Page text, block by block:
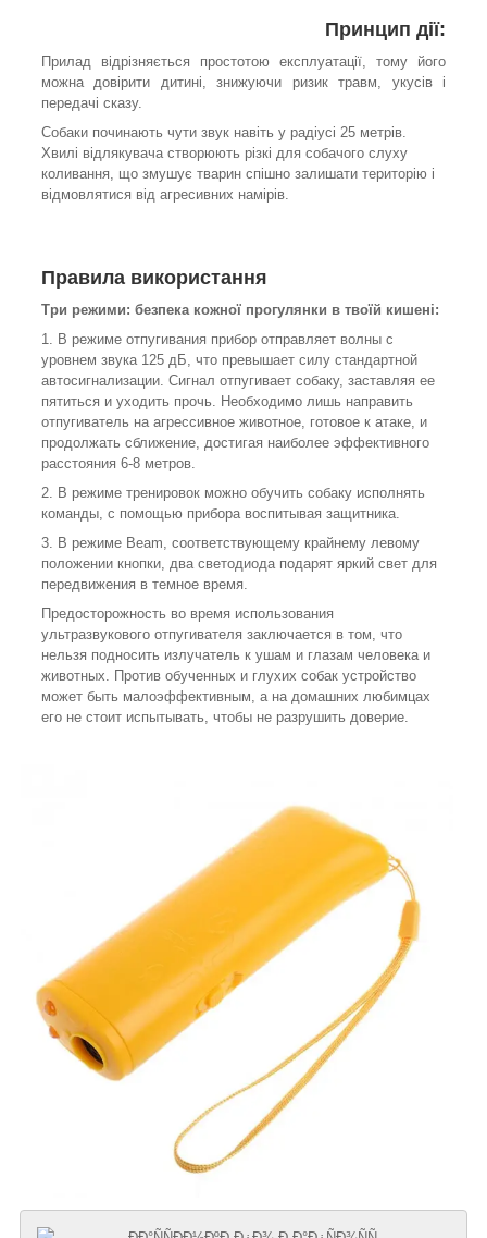
Принцип дії:
Прилад відрізняється простотою експлуатації, тому його
можна довірити дитині, знижуючи ризик травм, укусів і
передачі сказу.
Собаки починають чути звук навіть у радіусі 25 метрів.
Хвилі відлякувача створюють різкі для собачого слуху
коливання, що змушує тварин спішно залишати територію і
відмовлятися від агресивних намірів.
Правила використання
Три режими: безпека кожної прогулянки в твоїй кишені:
1. В режиме отпугивания прибор отправляет волны с
уровнем звука 125 дБ, что превышает силу стандартной
автосигнализации. Сигнал отпугивает собаку, заставляя ее
пятиться и уходить прочь. Необходимо лишь направить
отпугиватель на агрессивное животное, готовое к атаке, и
продолжать сближение, достигая наиболее эффективного
расстояния 6-8 метров.
2. В режиме тренировок можно обучить собаку исполнять
команды, с помощью прибора воспитывая защитника.
3. В режиме Beam, соответствующему крайнему левому
положении кнопки, два светодиода подарят яркий свет для
передвижения в темное время.
Предосторожность во время использования
ультразвукового отпугивателя заключается в том, что
нельзя подносить излучатель к ушам и глазам человека и
животных. Против обученных и глухих собак устройство
может быть малоэффективным, а на домашних любимцах
его не стоит испытывать, чтобы не разрушить доверие.